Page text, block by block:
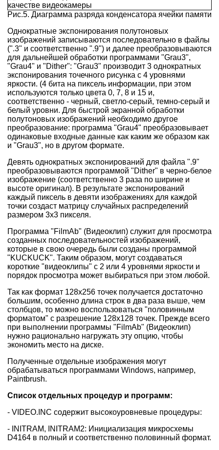
Рис.5. Диаграмма разряда конденсатора ячейки памяти
Однократные экспонирования полутоновых
изображений записываются последовательно в файлы
(".3" и соответственно ".9") и далее преобразовываются
для дальнейшей обработки программами "Grau3",
"Grau4" и "Dither": "Grau3" производит 3 однократных
экспонирования точечного рисунка с 4 уровнями
яркости. (4 бита на пиксель информации, при этом
используются только цвета 0, 7, 8 и 15 и,
соответственно - черный, светло-серый, темно-серый и
белый уровни. Для быстрой экранной обработки
полутоновых изображений необходимо другое
преобразование: программа "Grau4" преобразовывает
одинаковые входные данные как каким же образом как
и "Grau3", но в другом формате.
Девять однократных экспонирований для файла ".9"
преобразовываются программой "Dither" в черно-белое
изображение (соответственно 3 раза по ширине и
высоте оригинал). В результате экспонирований
каждый пиксель в девяти изображениях для каждой
точки создаст матрицу случайных распределений
размером 3х3 пикселя.
Программа "FilmAb" (Видеоклип) служит для просмотра
созданных последовательностей изображений,
которые в свою очередь были созданы программой
"KUCKUCK". Таким образом, могут создаваться
короткие "видеоклипы" с 2 или 4 уровнями яркости и
порядок просмотра может выбираться при этом любой.
Так как формат 128х256 точек получается достаточно
большим, особенно длина строк в два раза выше, чем
столбцов, то можно воспользоваться "половинным
форматом" с разрешение 128х128 точек. Прежде всего
при выполнении программы "FilmAb" (Видеоклип)
нужно рационально нагружать эту опцию, чтобы
экономить место на диске.
Полученные отдельные изображения могут
обрабатываться программами Windows, например,
Paintbrush.
Список отдельных процедур и программ:
- VIDEO.INC содержит высокоуровневые процедуры:
- INITRAM, INITRAM2: Инициализация микросхемы
D4164 в полный и соответственно половинный формат.